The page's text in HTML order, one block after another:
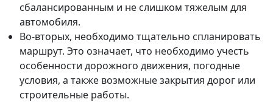
сбалансированным и не слишком тяжелым для
автомобиля.
Во-вторых, необходимо тщательно спланировать
маршрут. Это означает, что необходимо учесть
особенности дорожного движения, погодные
условия, а также возможные закрытия дорог или
строительные работы.